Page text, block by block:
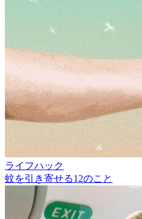
ライフハック
蚊を引き寄せる12のこと